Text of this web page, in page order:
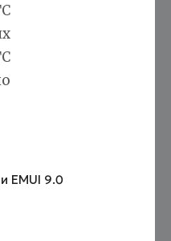
EMUI 9.0